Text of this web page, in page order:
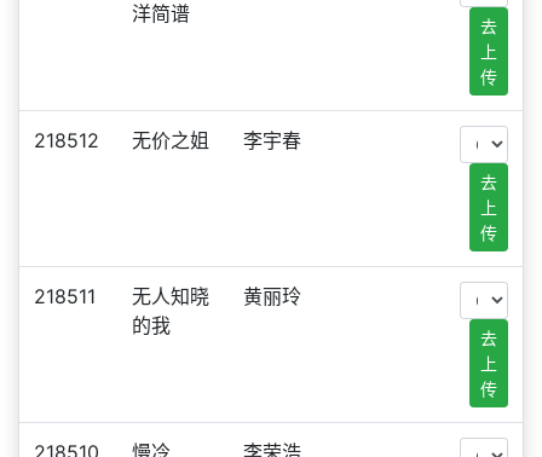
洋简谱
去
上
传
218512 无价之姐 李宇春
去
上
传
218511
无人知晓
的我
黄丽玲
去
上
传
218510 慢冷 李荣浩